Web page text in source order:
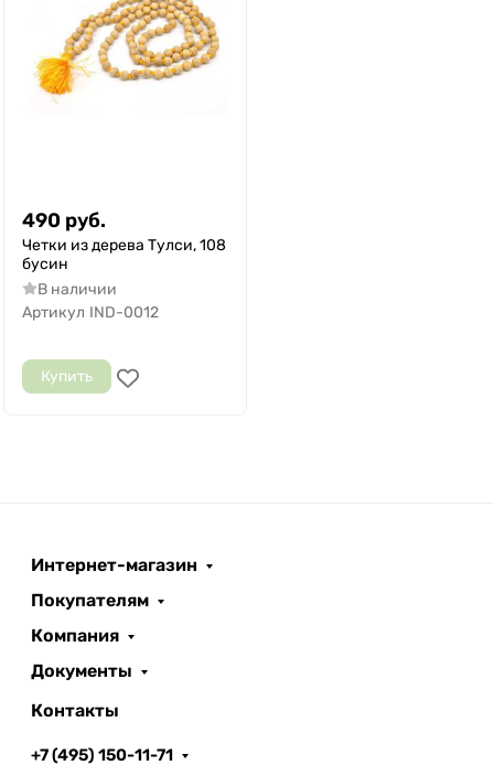
490 руб.
Четки из дерева Тулси, 108
бусин
В наличии
Артикул IND-0012
Купить
Интернет-магазин
Покупателям
Компания
Документы
Контакты
+7 (495) 150-11-71